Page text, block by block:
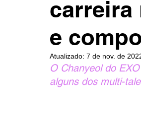
carreira
e
Atualizado: 7 de nov. de
O Chanyeol do
alguns dos multi-